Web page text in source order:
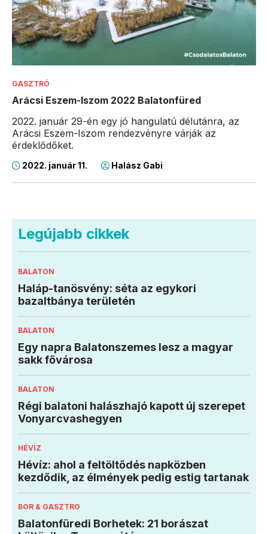
GASZTRÓ
Arácsi Eszem-Iszom 2022 Balatonfüred
2022. január 29-én egy jó hangulatú délutánra, az
Arácsi Eszem-Iszom rendezvényre várják az
érdeklődőket.
2022. január 11. Halász Gabi
Legújabb cikkek
BALATON
Haláp-tanösvény: séta az egykori
bazaltbánya területén
BALATON
Egy napra Balatonszemes lesz a magyar
sakk fővárosa
BALATON
Régi balatoni halászhajó kapott új szerepet
Vonyarcvashegyen
HÉVÍZ
Hévíz: ahol a feltöltődés napközben
kezdődik, az élmények pedig estig tartanak
BOR & GASZTRO
Balatonfüredi Borhetek: 21 borászat